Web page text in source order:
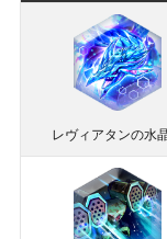
算
◆スキル
30＋14＝
算
レヴィアタンの水